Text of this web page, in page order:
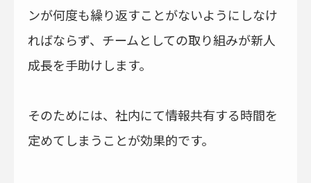
ンが何度も繰り返すことがないようにしなけ
ればならず、チームとしての取り組みが新人
成長を手助けします。
そのためには、社内にて情報共有する時間を
定めてしまうことが効果的です。